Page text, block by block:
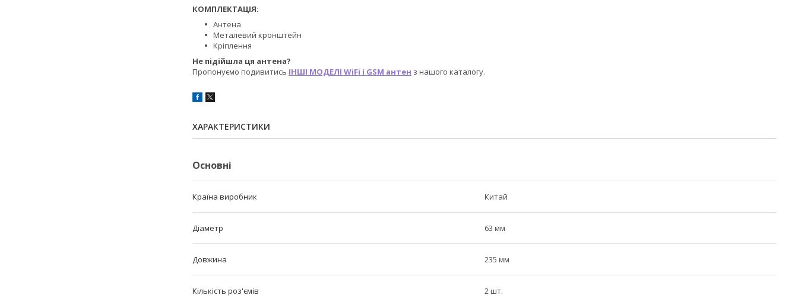
КОМПЛЕКТАЦІЯ:
Антена
Металевий кронштейн
Кріплення
Не підійшла ця антена?
Пропонуємо подивитись ІНШІ МОДЕЛІ WiFi і GSM антен з нашого каталогу.
ХАРАКТЕРИСТИКИ
Основні
Країна виробник Китай
Діаметр 63 мм
Довжина 235 мм
Кількість роз'ємів 2 шт.